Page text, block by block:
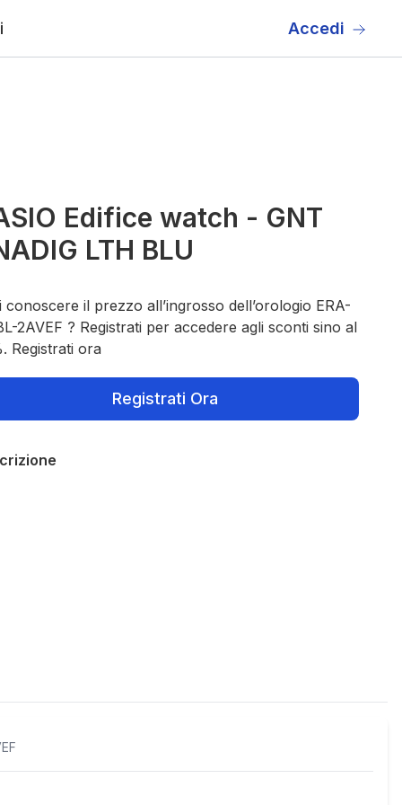
Accedi
Edifice watch - GNT
LTH BLU
conoscere il prezzo all’ingrosso dell’orologio ERA-
2AVEF ? Registrati per accedere agli sconti sino al
Registrati ora
Registrati Ora